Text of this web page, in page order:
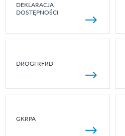
DEKLARACJA
DOSTĘPNOŚCI
DROGI RFRD
GKRPA